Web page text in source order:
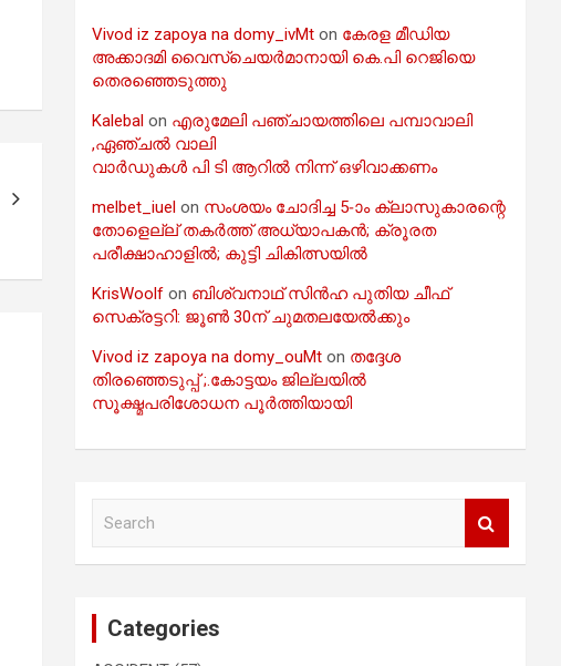
Vivod iz zapoya na domy_ivMt on കേരള മീഡിയ
അക്കാദമി വൈസ്ചെയർമാനായി കെ.പി റെജിയെ
തെരഞ്ഞെടുത്തു
Kalebal on എരുമേലി പഞ്ചായത്തിലെ പമ്പാവാലി
,ഏഞ്ചൽ വാലി
വാർഡുകൾ പി ടി ആറിൽ നിന്ന് ഒഴിവാക്കണം
melbet_iuel on സംശയം ചോദിച്ച 5-ാം ക്ലാസുകാരന്റെ
തോളെല്ല് തകർത്ത് അധ്യാപകൻ; ക്രൂരത
പരീക്ഷാഹാളിൽ; കുട്ടി ചികിത്സയിൽ
KrisWoolf on ബിശ്വനാഥ് സിൻഹ പുതിയ ചീഫ്
സെക്രട്ടറി: ജൂൺ 30ന് ചുമതലയേൽക്കും
Vivod iz zapoya na domy_ouMt on തദ്ദേശ
തിരഞ്ഞെടുപ്പ് ;.കോട്ടയം ജില്ലയിൽ
സൂക്ഷ്മപരിശോധന പൂർത്തിയായി
Categories